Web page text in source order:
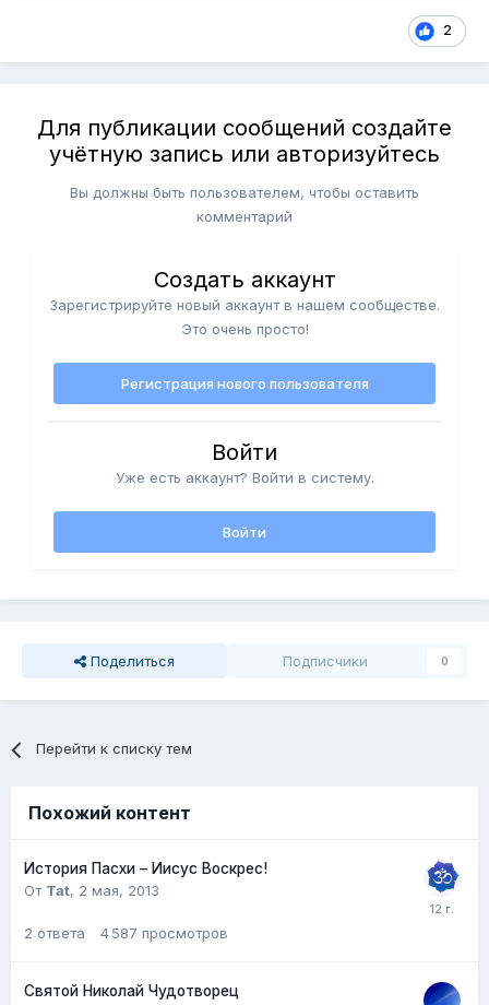
2
Для публикации сообщений создайте
учётную запись или авторизуйтесь
Вы должны быть пользователем, чтобы оставить
комментарий
Создать аккаунт
Зарегистрируйте новый аккаунт в нашем сообществе.
Это очень просто!
Регистрация нового пользователя
Войти
Уже есть аккаунт? Войти в систему.
Войти
Поделиться Подписчики 0
Перейти к списку тем
Похожий контент
История Пасхи – Иисус Воскрес!
От Tat, 2 мая, 2013
2 ответа 4 587 просмотров
Святой Николай Чудотворец